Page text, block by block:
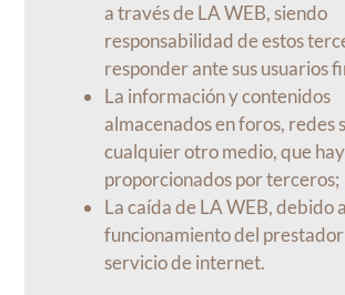
a través de LA WEB, siendo
responsabilidad de estos
responder ante sus usuarios
La información y contenidos
almacenados en foros, redes
cualquier otro medio, que
proporcionados por terceros;
La caída de LA WEB, debido
funcionamiento del
servicio de internet.